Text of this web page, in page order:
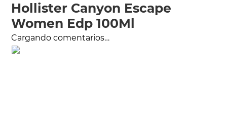
Hollister Canyon Escape
Women Edp 100Ml
Cargando comentarios…